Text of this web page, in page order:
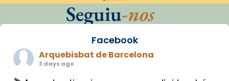
Seguiu-nos
Facebook
Arquebisbat de Barcelona
3 days ago